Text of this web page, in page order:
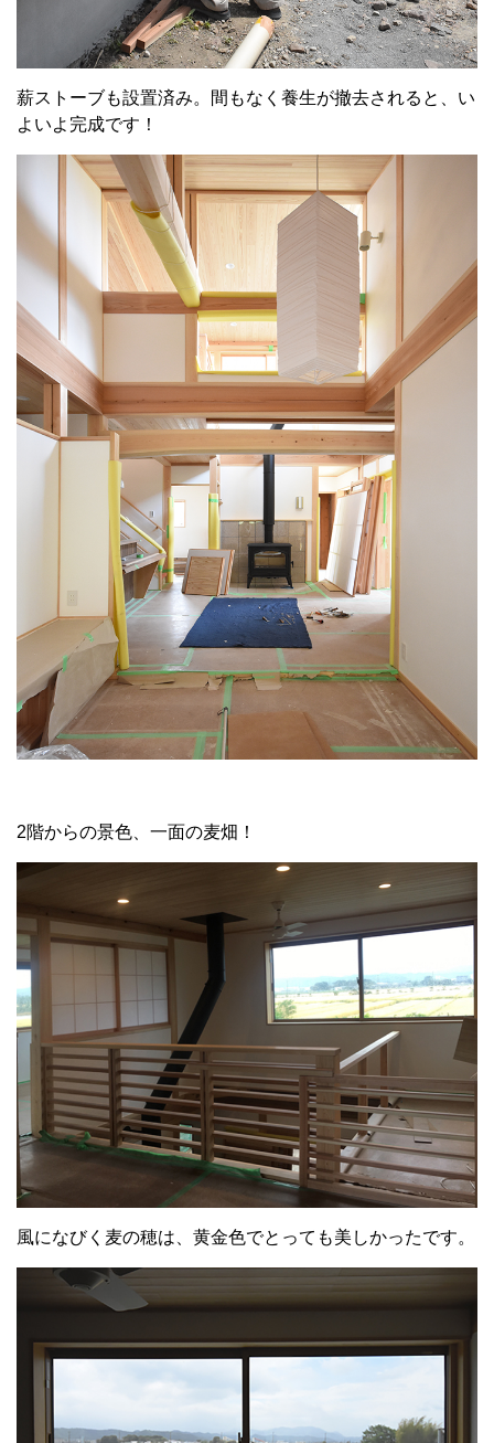
薪ストーブも設置済み。間もなく養生が撤去されると、い
よいよ完成です！
2階からの景色、一面の麦畑！
風になびく麦の穂は、黄金色でとっても美しかったです。